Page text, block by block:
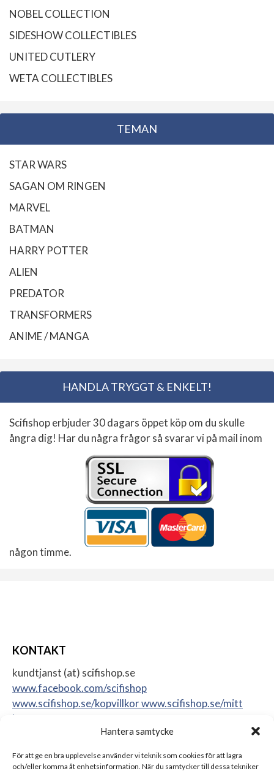
Hantera samtycke
För att ge en bra upplevelse använder vi teknik som cookies för att lagra
och/eller komma åt enhetsinformation. När du samtycker till dessa tekniker
NOBEL COLLECTION
SIDESHOW COLLECTIBLES
UNITED CUTLERY
WETA COLLECTIBLES
TEMAN
STAR WARS
SAGAN OM RINGEN
MARVEL
BATMAN
HARRY POTTER
ALIEN
PREDATOR
TRANSFORMERS
ANIME / MANGA
HANDLA TRYGGT & ENKELT!
Scifishop erbjuder 30 dagars öppet köp om du skulle
ångra dig! Har du några frågor så svarar vi på mail inom
någon timme.
KONTAKT
kundtjanst (at) scifishop.se
www.facebook.com/scifishop
www.scifishop.se/kopvillkorwww.scifishop.se/mitt
konto
Sweden